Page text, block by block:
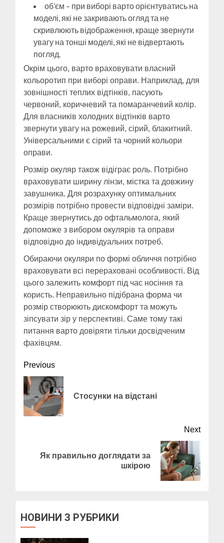
об’єм – при виборі варто орієнтуватись на
моделі, які не закривають огляд та не
скривлюють відображення, краще звернути
увагу на тонші моделі, які не відвертають
погляд.
Окрім цього, варто враховувати власний
кольоротип при виборі оправи. Наприклад, для
зовнішності теплих відтінків, пасують
червоний, коричневий та помаранчевий колір.
Для власників холодних відтінків варто
звернути увагу на рожевий, сірий, блакитний.
Універсальними є сірий та чорний кольори
оправи.
Розмір окуляр також відіграє роль. Потрібно
враховувати ширину лінзи, містка та довжину
завушника. Для розрахунку оптимальних
розмірів потрібно провести відповідні заміри.
Краще звернутись до офтальмолога, який
допоможе з вибором окулярів та оправи
відповідно до індивідуальних потреб.
Обираючи окуляри по формі обличчя потрібно
враховувати всі перераховані особливості. Від
цього залежить комфорт під час носіння та
користь. Неправильно підібрана форма чи
розмір створюють дискомфорт та можуть
зіпсувати зір у перспективі. Саме тому такі
питання варто довіряти тільки досвідченим
фахівцям.
Continue
Reading
Previous
Стосунки на відстані
Next
NextЯк правильно доглядати за
шкірою
НОВИНИ З РУБРИКИ
Пози для фотографій на